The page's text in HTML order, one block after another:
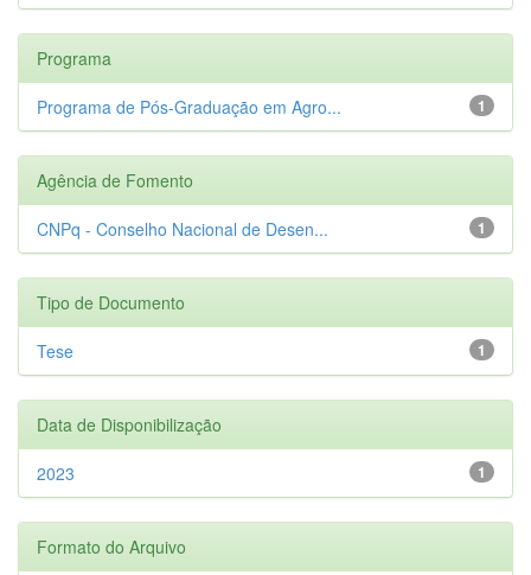
Programa
1
Programa de Pós-Graduação em Agro...
Agência de Fomento
1
CNPq - Conselho Nacional de Desen...
Tipo de Documento
1
Tese
Data de Disponibilização
1
2023
Formato do Arquivo